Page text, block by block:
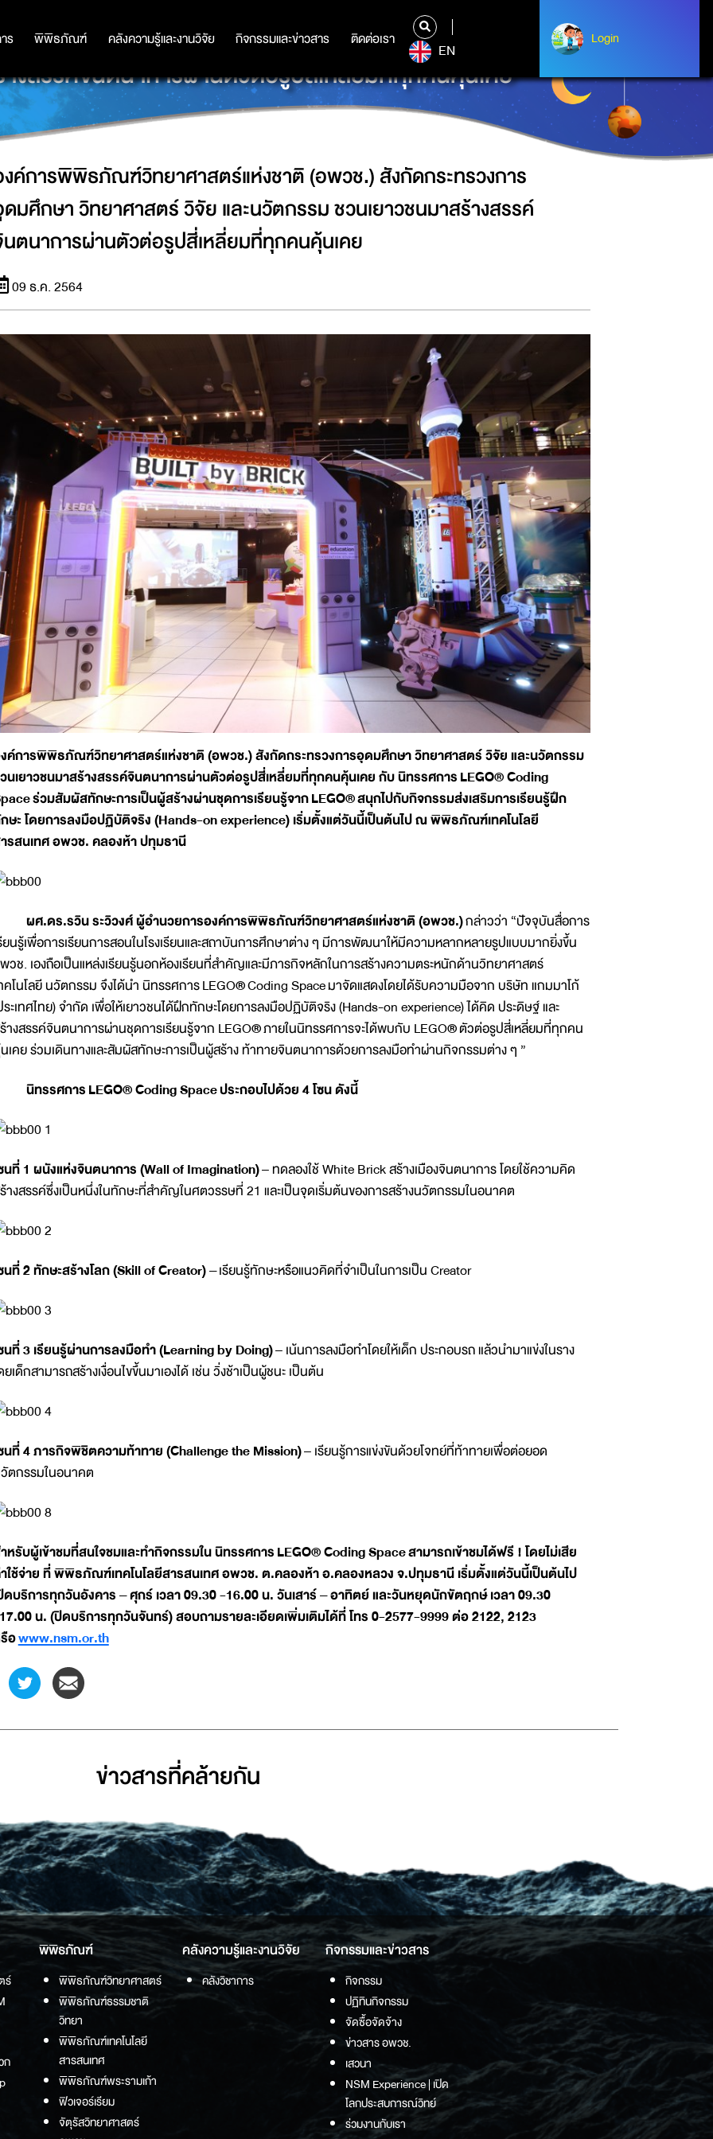
ร พิพิธภัณฑ์ คลังความรู้และงานวิจัย กิจกรรมและข่าวสาร ติดต่อเรา
ร พิพิธภัณฑ์ คลังความรู้และงานวิจัย กิจกรรมและข่าวสาร ติดต่อเรา
EN
Login
Login
(อพวช.) สังกัดกระทรวงการอุดมศึกษา วิทยาศาสตร์ วิจัย และนวัตกรรม
างสรรค์จินตนาการผ่านตัวต่อรูปสี่เหลี่ยมที่ทุกคนคุ้นเคย
ค์การพิพิธภัณฑ์วิทยาศาสตร์แห่งชาติ (อพวช.) สังกัดกระทรวงการ
มศึกษา วิทยาศาสตร์ วิจัย และนวัตกรรม ชวนเยาวชนมาสร้างสรรค์
ตนาการผ่านตัวต่อรูปสี่เหลี่ยมที่ทุกคนคุ้นเคย
09 ธ.ค. 2564
ค์การพิพิธภัณฑ์วิทยาศาสตร์แห่งชาติ (อพวช.) สังกัดกระทรวงการอุดมศึกษา วิทยาศาสตร์ วิจัย และนวัตกรรม
นเยาวชนมาสร้างสรรค์จินตนาการผ่านตัวต่อรูปสี่เหลี่ยมที่ทุกคนคุ้นเคย กับ นิทรรศการLEGO® Coding
ร่วมสัมผัสทักษะการเป็นผู้สร้างผ่านชุดการเรียนรู้จากLEGO®สนุกไปกับกิจกรรมส่งเสริมการเรียนรู้ฝึก
ษะ โดยการลงมือปฏิบัติจริง (Hands-on experience) เริ่มตั้งแต่วันนี้เป็นต้นไป ณ พิพิธภัณฑ์เทคโนโลยี
รสนเทศ อพวช. คลองห้า ปทุมธานี
ผศ.ดร.รวิน ระวิวงศ์ ผู้อำนวยการองค์การพิพิธภัณฑ์วิทยาศาสตร์แห่งชาติ (อพวช.)กล่าวว่า “ปัจจุบันสื่อการ
ยนรู้เพื่อการเรียนการสอนในโรงเรียนและสถาบันการศึกษาต่าง ๆ มีการพัฒนาให้มีความหลากหลายรูปแบบมากยิ่งขึ้น
วช. เองถือเป็นแหล่งเรียนรู้นอกห้องเรียนที่สำคัญและมีภารกิจหลักในการสร้างความตระหนักด้านวิทยาศาสตร์
คโนโลยี นวัตกรรม จึงได้นำ นิทรรศการ LEGO®Coding Space มาจัดแสดงโดยได้รับความมือจาก บริษัท แกมมาโก้
ะเทศไทย) จำกัด เพื่อให้เยาวชนได้ฝึกทักษะโดยการลงมือปฏิบัติจริง (Hands-on experience) ได้คิด ประดิษฐ์ และ
างสรรค์จินตนาการผ่านชุดการเรียนรู้จาก LEGO®ภายในนิทรรศการจะได้พบกับ LEGO®ตัวต่อรูปสี่เหลี่ยมที่ทุกคน
เคย ร่วมเดินทางและสัมผัสทักษะการเป็นผู้สร้าง ท้าทายจินตนาการด้วยการลงมือทำผ่านกิจกรรมต่าง ๆ ”
นิทรรศการLEGO® Coding Spaceประกอบไปด้วย 4 โซน ดังนี้
นที่ 1 ผนังแห่งจินตนาการ (Wall of Imagination)– ทดลองใช้ White Brick สร้างเมืองจินตนาการ โดยใช้ความคิด
างสรรค์ซึ่งเป็นหนึ่งในทักษะที่สำคัญในศตวรรษที่ 21 และเป็นจุดเริ่มต้นของการสร้างนวัตกรรมในอนาคต
นที่ 2 ทักษะสร้างโลก (Skill of Creator) –เรียนรู้ทักษะหรือแนวคิดที่จำเป็นในการเป็น Creator
นที่ 3 เรียนรู้ผ่านการลงมือทำ (Learning by Doing)– เน้นการลงมือทำโดยให้เด็ก ประกอบรถ แล้วนำมาแข่งในราง
ยเด็กสามารถสร้างเงื่อนไขขึ้นมาเองได้ เช่น วิ่งช้าเป็นผู้ชนะ เป็นต้น
นที่ 4 ภารกิจพิชิตความท้าทาย (Challenge the Mission)– เรียนรู้การแข่งขันด้วยโจทย์ที่ท้าทายเพื่อต่อยอด
ตกรรมในอนาคต
หรับผู้เข้าชมที่สนใจชมและทำกิจกรรมใน นิทรรศการLEGO® Coding Spaceสามารถเข้าชมได้ฟรี ! โดยไม่เสีย
ใช้จ่าย ที่ พิพิธภัณฑ์เทคโนโลยีสารสนเทศ อพวช. ต.คลองห้า อ.คลองหลวง จ.ปทุมธานี เริ่มตั้งแต่วันนี้เป็นต้นไป
ดบริการทุกวันอังคาร – ศุกร์ เวลา 09.30 -16.00 น. วันเสาร์ – อาทิตย์ และวันหยุดนักขัตฤกษ์ เวลา 09.30
น. (ปิดบริการทุกวันจันทร์) สอบถามรายละเอียดเพิ่มเติมได้ที่ โทร 0-2577-9999 ต่อ 2122, 2123
อwww.nsm.or.th
ข่าวสารที่่คล้ายกัน
ร์
ก
พิพิธภัณฑ์
พิพิธภัณฑ์วิทยาศาสตร์
พิพิธภัณฑ์ธรรมชาติ
วิทยา
พิพิธภัณฑ์เทคโนโลยี
สารสนเทศ
พิพิธภัณฑ์พระรามเก้า
ฟิวเจอร์เรียม
จัตุรัสวิทยาศาสตร์
คลังความรู้และงานวิจัย
คลังวิชาการ
กิจกรรมและข่าวสาร
กิจกรรม
ปฏิทินกิจกรรม
จัดซื้อจัดจ้าง
ข่าวสาร อพวช.
เสวนา
NSM Experience | เปิด
โลกประสบการณ์วิทย์
ร่วมงานกับเรา